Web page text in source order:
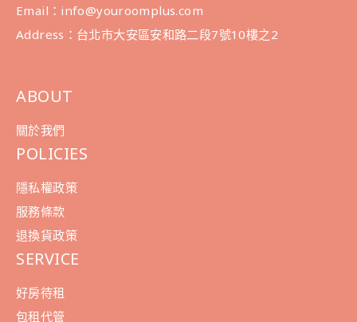
Email：info@youroomplus.com
Address：台北市大安區安和路二段7號10樓之2
ABOUT
關於我們
POLICIES
隱私權政策
服務條款
退換貨政策
SERVICE
好房待租
包租代管